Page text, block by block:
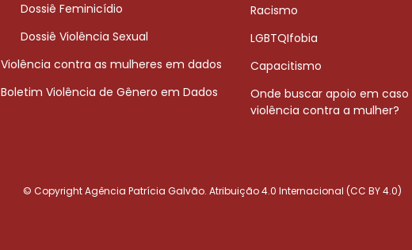
Dossiê Feminicídio
Dossiê Violência Sexual
Violência contra as mulheres em dados
Boletim Violência de Gênero em Dados
Racismo
LGBTQIfobia
Capacitismo
Onde buscar apoio em caso
violência contra a mulher?
© Copyright Agência Patrícia Galvão. Atribuição 4.0 Internacional (CC BY 4.0)